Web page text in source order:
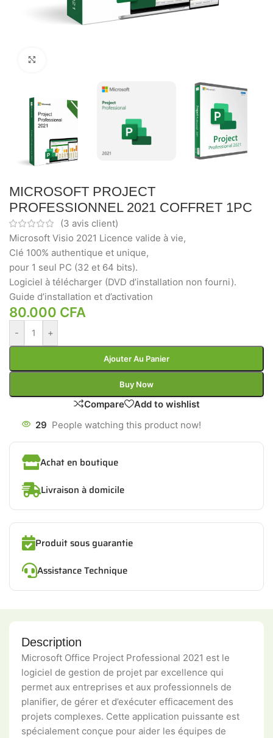
MICROSOFT PROJECT
PROFESSIONNEL 2021 COFFRET 1PC
(3 avis client)
Microsoft Visio 2021 Licence valide à vie,
Clé 100% authentique et unique,
pour 1 seul PC (32 et 64 bits).
Logiciel à télécharger (DVD d’installation non fourni).
Guide d’installation et d’activation
80.000 CFA
- +
Ajouter Au Panier
Buy Now
Compare
Add to wishlist
29 People watching this product now!
Achat en boutique
Livraison à domicile
Produit sous guarantie
Assistance Technique
Description
Microsoft Office Project Professional 2021 est le
logiciel de gestion de projet par excellence qui
permet aux entreprises et aux professionnels de
planifier, de gérer et d’exécuter efficacement des
projets complexes. Cette application puissante est
spécialement conçue pour aider les équipes de